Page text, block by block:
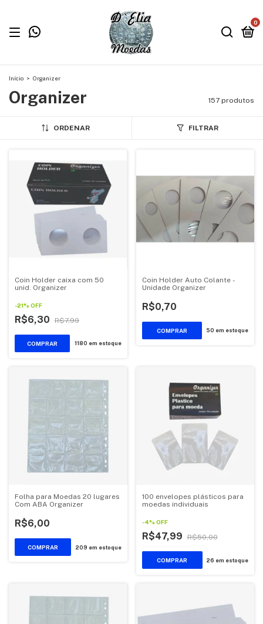
0
Início > Organizer
Organizer 157 produtos
ORDENAR FILTRAR
Coin Holder caixa com 50
unid. Organizer
-21% OFF
R$6,30 R$7,99
COMPRAR 1180 em estoque
Coin Holder Auto Colante -
Unidade Organizer
R$0,70
COMPRAR 50 em estoque
Folha para Moedas 20 lugares
Com ABA Organizer
R$6,00
209 em estoque
100 envelopes plásticos para
moedas individuais
-4% OFF
R$47,99 R$50,00
26 em estoque